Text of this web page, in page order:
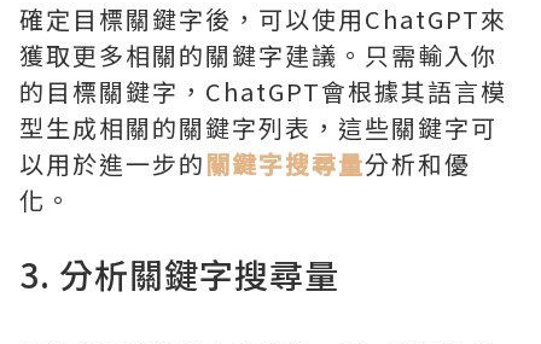
確定目標關鍵字後，可以使用ChatGPT來
獲取更多相關的關鍵字建議。只需輸入你
的目標關鍵字，ChatGPT會根據其語言模
型生成相關的關鍵字列表，這些關鍵字可
以用於進一步的關鍵字搜尋量分析和優
化。
3. 分析關鍵字搜尋量